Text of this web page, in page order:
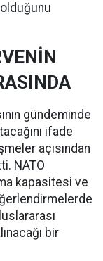
gündeminde
ifade
açısından
NATO
kapasitesi ve
bir